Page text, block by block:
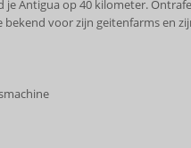
Antigua op 40 kilometer.
voor zijn geitenfarms en